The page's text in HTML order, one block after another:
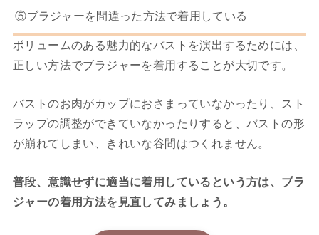
⑤ブラジャーを間違った方法で着用している
ボリュームのある魅力的なバストを演出するためには、
正しい方法でブラジャーを着用することが大切です。
バストのお肉がカップにおさまっていなかったり、スト
ラップの調整ができていなかったりすると、バストの形
が崩れてしまい、きれいな谷間はつくれません。
普段、意識せずに適当に着用しているという方は、ブラ
ジャーの着用方法を見直してみましょう。